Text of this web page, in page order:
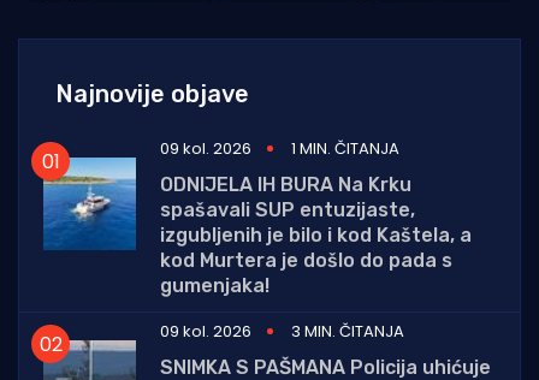
Najnovije objave
09 kol. 2026
1 MIN. ČITANJA
ODNIJELA IH BURA Na Krku
spašavali SUP entuzijaste,
izgubljenih je bilo i kod Kaštela, a
kod Murtera je došlo do pada s
gumenjaka!
09 kol. 2026
3 MIN. ČITANJA
SNIMKA S PAŠMANA Policija uhićuje